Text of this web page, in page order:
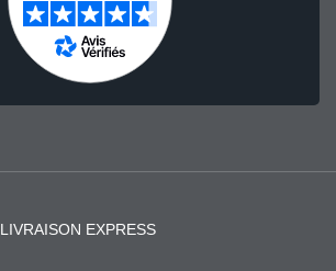
LIVRAISON EXPRESS